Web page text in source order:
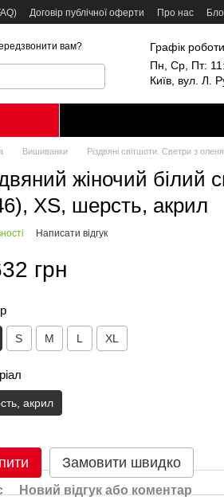
Договір публічної оферти Про нас
вам?
Графік
Пн, Ср, Пт:
Київ, вул. Л.
Вишиванки Різдвяні світшоти. Светри з
жіночий білий
XS, шерсть, акрил
Написати відгук
грн
S M L XL
акрил
Замовити швидко
Новий відгук або коментар